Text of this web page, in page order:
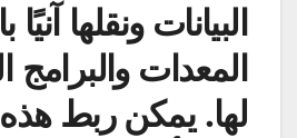
البيانات ونقلها
المعدات
لها. يمكن ربط